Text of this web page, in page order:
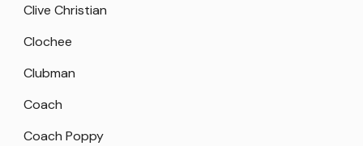
Clive Christian
Clochee
Clubman
Coach
Coach Poppy